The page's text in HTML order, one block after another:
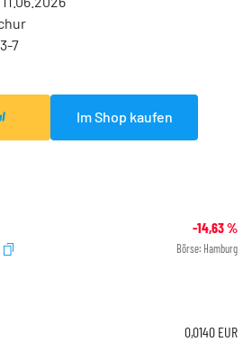
7
Im Shop kaufen
-14,63%
Börse: Hamburg
0,0140 EUR